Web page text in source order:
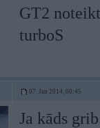
GT2
turboS
07. Jan 2014, 00:45
Ja kāds